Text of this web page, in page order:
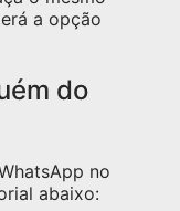
a opção
do
no
abaixo: